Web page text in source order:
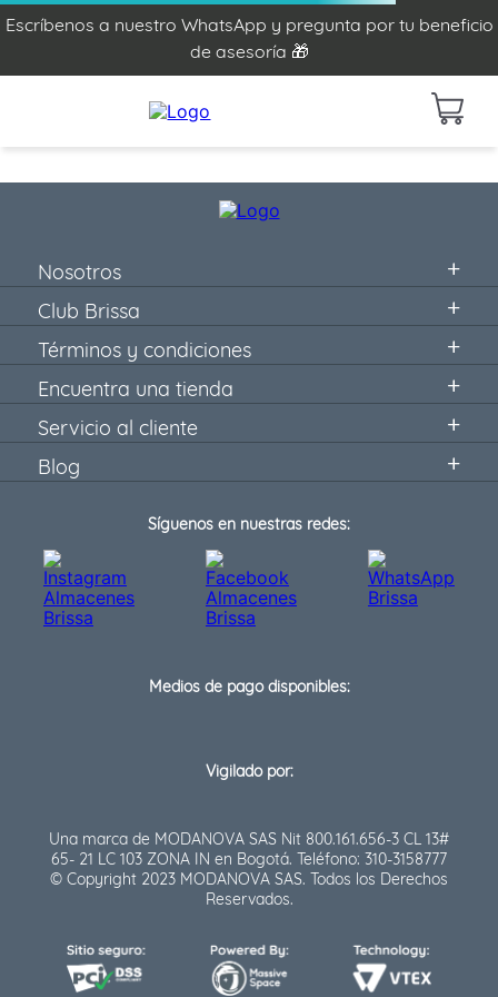
Escríbenos a nuestro WhatsApp y pregunta por tu beneficio
de asesoría 🎁
Nosotros
Club Brissa
Términos y condiciones
Encuentra una tienda
Servicio al cliente
Blog
Síguenos en nuestras redes:
Medios de pago disponibles:
Vigilado por:
Una marca de MODANOVA SAS Nit 800.161.656-3 CL 13#
65- 21 LC 103 ZONA IN en Bogotá. Teléfono: 310-3158777
© Copyright 2023 MODANOVA SAS. Todos los Derechos
Reservados.